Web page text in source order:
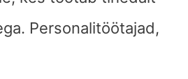
Personalitöötajad,